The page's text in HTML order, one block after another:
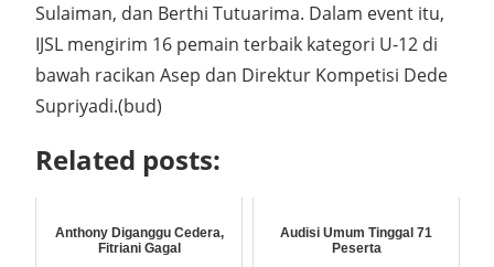
Sulaiman, dan Berthi Tutuarima. Dalam event itu,
IJSL mengirim 16 pemain terbaik kategori U-12 di
bawah racikan Asep dan Direktur Kompetisi Dede
Supriyadi.(bud)
Related posts:
Anthony Diganggu Cedera,
Fitriani Gagal
Audisi Umum Tinggal 71
Peserta